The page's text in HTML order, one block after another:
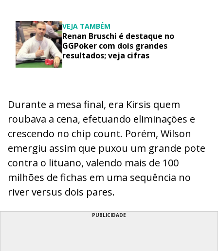
VEJA TAMBÉM
Renan Bruschi é destaque no
GGPoker com dois grandes
resultados; veja cifras
Durante a mesa final, era Kirsis quem
roubava a cena, efetuando eliminações e
crescendo no chip count. Porém, Wilson
emergiu assim que puxou um grande pote
contra o lituano, valendo mais de 100
milhões de fichas em uma sequência no
river versus dois pares.
PUBLICIDADE